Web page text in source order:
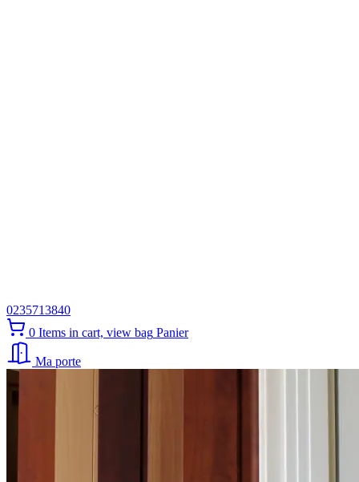
0235713840
0 Items in cart, view bag Panier
Ma porte